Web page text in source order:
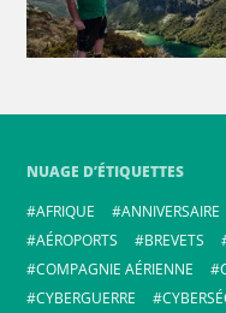
NUAGE D’ÉTIQUETTES
AFRIQUE
ANNIVERSAIRE
AÉROPORTS
BREVETS
COMPAGNIE AÉRIENNE
CYBERGUERRE